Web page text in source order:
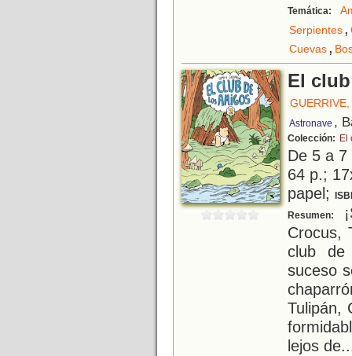
Temática:
Serpientes,
Cuevas,
El
Astronave ,
Colección: El
De 5 a
64 p.;
papel;
Resumen:
Crocus,
club de
suceso
Tulipán,
lejos de